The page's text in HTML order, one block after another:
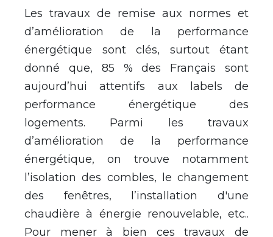
Les travaux de remise aux normes et
d’amélioration de la performance
énergétique sont clés, surtout étant
donné que, 85 % des Français sont
aujourd’hui attentifs aux labels de
performance énergétique des
logements. Parmi les travaux
d’amélioration de la performance
énergétique, on trouve notamment
l’isolation des combles, le changement
des fenêtres, l’installation d'une
chaudière à énergie renouvelable, etc..
Pour mener à bien ces travaux de